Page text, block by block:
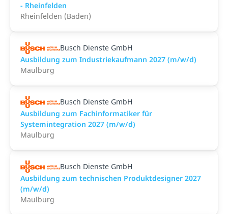
- Rheinfelden
Rheinfelden (Baden)
Busch Dienste GmbH
Ausbildung zum Industriekaufmann 2027 (m/w/d)
Maulburg
Busch Dienste GmbH
Ausbildung zum Fachinformatiker für
Systemintegration 2027 (m/w/d)
Maulburg
Busch Dienste GmbH
Ausbildung zum technischen Produktdesigner 2027
(m/w/d)
Maulburg